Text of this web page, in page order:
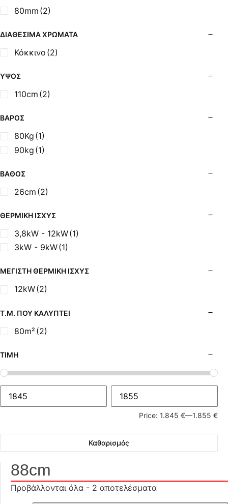
Σόμπες Πετρελαίου (Alfatherm)
Σόμπες Πετρελαίου (Asikis Super Alfa)
Σόμπες Πετρελαίου (StarStoves)
Σόμπες Πετρελαίου (ThermoSteel)
Σόμπες Πετρελαίου Αερόθερμες (Agorastos)
Σόμπες Πετρελαίου Αερόθερμες Ρ (Thermiki)
Σούβλες - Εργαλεία Ψησίματος BBQ
Σχάρες Ψησίματος
Σωλήνες (Μπουριά), Εξαρτήματα Σόμπας
Τζακόσομπες
Ψησταριές
80mm (2)
ΔΙΑΘΈΣΙΜΑ ΧΡΏΜΑΤΑ
Κόκκινο (2)
ΎΨΟΣ
110cm (2)
ΒΆΡΟΣ
80Kg (1)
90kg (1)
ΒΆΘΟΣ
26cm (2)
ΘΕΡΜΙΚΉ ΙΣΧΎΣ
3,8kW - 12kW(1)
3kW - 9kW(1)
ΜΈΓΙΣΤΗ ΘΕΡΜΙΚΉ ΙΣΧΎΣ
12kW(2)
Τ.Μ. ΠΟΥ ΚΑΛΎΠΤΕΙ
80m² (2)
ΤΙΜΉ
Price: 1.845 €—1.855 €
Καθαρισμός
88cm
Προβάλλονται όλα - 2 αποτελέσματα